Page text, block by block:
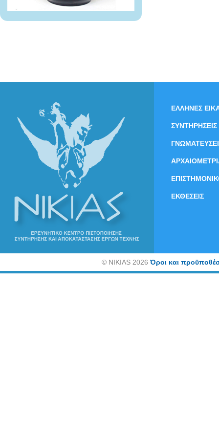
ΕΛΛΗΝΕΣ
ΣΥΝΤΗΡΗΣΕΙΣ
ΕΚΘΕΣΕΙΣ
©NIKIAS 2026Όροι και